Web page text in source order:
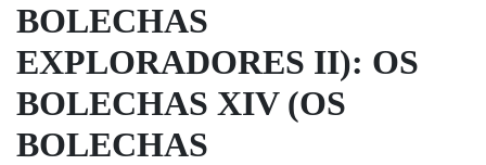
BOLECHAS
EXPLORADORES II): OS
BOLECHAS XIV (OS
BOLECHAS